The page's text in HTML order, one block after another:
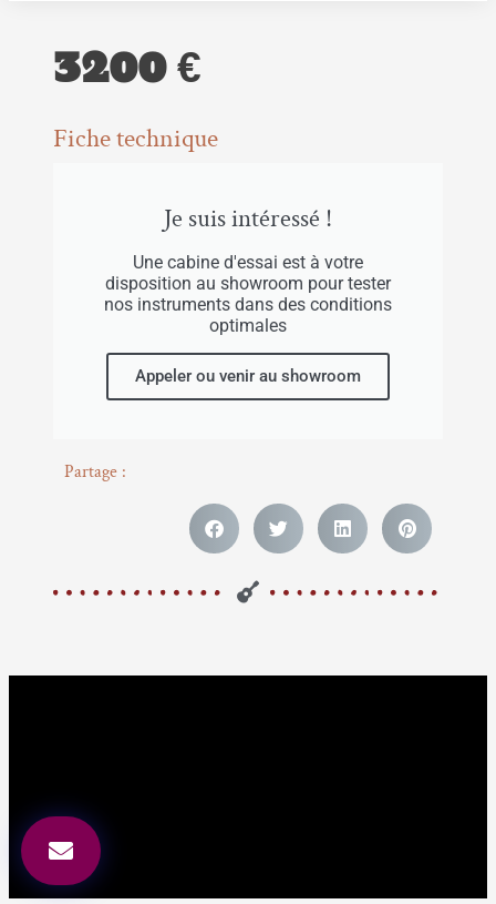
3200 €
Fiche technique
Je suis intéressé !
Une cabine d'essai est à votre
disposition au showroom pour tester
nos instruments dans des conditions
optimales
Appeler ou venir au showroom
Partage :